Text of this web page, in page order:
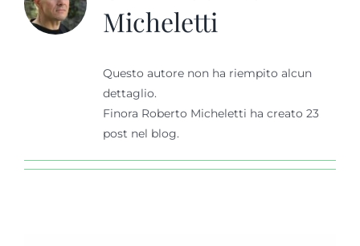
Evviva Valcalepio
Cerca
Micheletti
Questo autore non ha riempito alcun
dettaglio.
Finora Roberto Micheletti ha creato 23
post nel blog.